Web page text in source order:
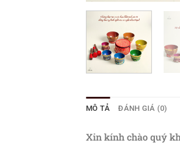
MÔ TẢ ĐÁNH GIÁ (0)
Xin kính chào quý